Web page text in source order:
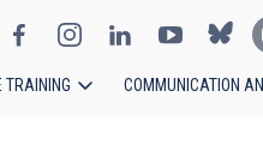
TRAINING COMMUNICATION